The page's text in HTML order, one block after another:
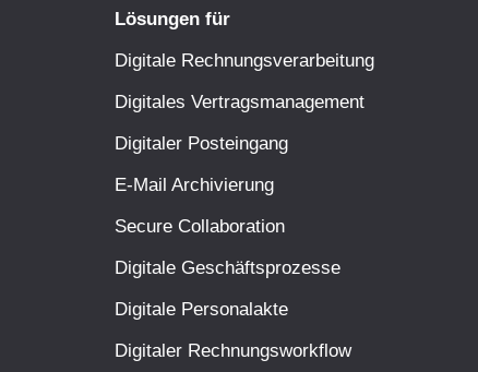
Lösungen für
Digitale Rechnungsverarbeitung
Digitales Vertragsmanagement
Digitaler Posteingang
E-Mail Archivierung
Secure Collaboration
Digitale Geschäftsprozesse
Digitale Personalakte
Digitaler Rechnungsworkflow